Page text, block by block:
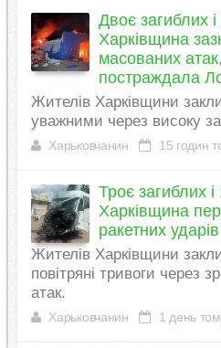
Двоє загиблих
Харківщина
масованих
постраждала
Жителів Харківщини
уважними через високу
Харьковчанин 15 годин
Троє загиблих
Харківщина
ракетних
Жителів Харківщини
повітряні тривоги через
атак.
Харьковчанин 1 день